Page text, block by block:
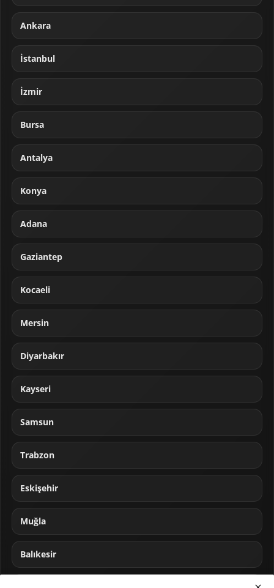
Ankara
İstanbul
İzmir
Bursa
Antalya
Konya
Adana
Gaziantep
Kocaeli
Mersin
Diyarbakır
Kayseri
Samsun
Trabzon
Eskişehir
Muğla
Balıkesir